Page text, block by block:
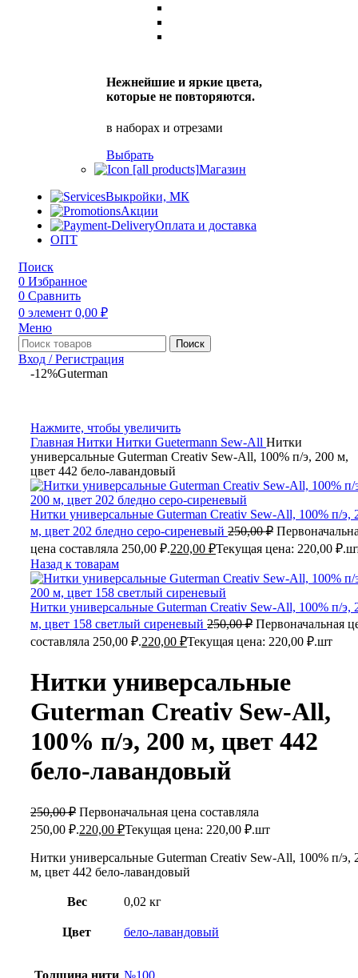
Нежнейшие и яркие цвета,
которые не повторяются.
в наборах и отрезами
Выбрать
Магазин
Выкройки, МК
Акции
Оплата и доставка
ОПТ
Поиск
0 Избранное
0 Сравнить
0 элемент 0,00 ₽
Меню
Поиск
Вход / Регистрация
-12%Guterman
Нажмите, чтобы увеличить
Главная Нитки Нитки Guetermann Sew-All Нитки
универсальные Guterman Creativ Sew-All, 100% п/э, 200 м,
цвет 442 бело-лавандовый
Нитки универсальные Guterman Creativ Sew-All, 100% п/э,
м, цвет 202 бледно серо-сиреневый 250,00₽
цена составляла 250,00 ₽.220,00 ₽Текущая цена: 220,00 ₽.
Назад к товарам
Нитки универсальные Guterman Creativ Sew-All, 100% п/э,
м, цвет 158 светлый сиреневый 250,00₽ Первоначальная
составляла 250,00 ₽.220,00 ₽Текущая цена: 220,00 ₽.шт
Нитки универсальные
Guterman Creativ Sew-All,
100% п/э, 200 м, цвет 442
бело-лавандовый
250,00₽ Первоначальная цена составляла
250,00 ₽.220,00 ₽Текущая цена: 220,00 ₽.шт
Нитки универсальные Guterman Creativ Sew-All, 100% п/э,
м, цвет 442 бело-лавандовый
Вес 0,02 кг
Цвет бело-лавандовый